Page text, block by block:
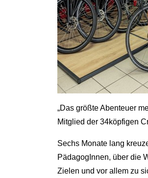
„Das größte Abenteuer
Mitglied der 34köpfigen
Sechs Monate lang
PädagogInnen, über die
Zielen und vor allem zu